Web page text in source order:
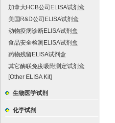
加拿大HCB公司ELISA试剂盒
美国R&D公司ELISA试剂盒
动物疫病诊断ELISA试剂盒
食品安全检测ELISA试剂盒
药物残留ELISA试剂盒
其它酶联免疫吸附测定试剂盒
[Other ELISA Kit]
生物医学试剂
化学试剂